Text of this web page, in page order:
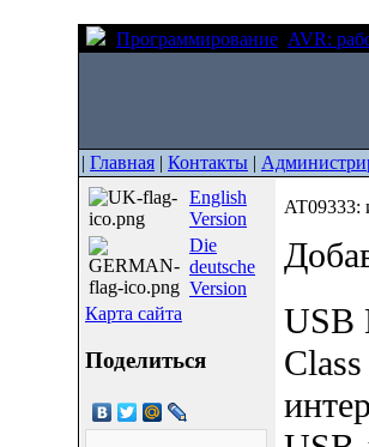
Программирование AVR:
| Главная | Контакты |
English
Version
Die
deutsche
Version
Карта сайта
Поделиться
AT09333:
USB